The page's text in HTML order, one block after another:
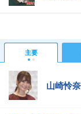
主要
山崎怜